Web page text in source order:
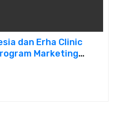
dan Erha Clinic
Marketing